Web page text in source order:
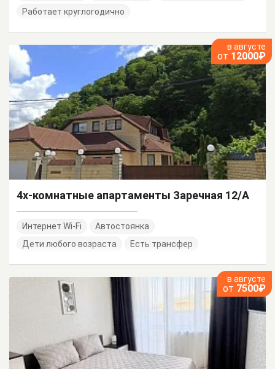
Работает круглогодично
в августе
от 12000₽
4х-комнатные апартаменты Заречная 12/А
Интернет Wi-Fi
Автостоянка
Дети любого возраста
Есть трансфер
в августе
от 7500₽